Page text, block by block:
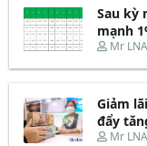
t
r
a
d
s
a
t
e
r
Sau kỳ
mạnh
T
r
a
d
s
Mr LNA
Giảm
đẩy
T
Mr LNA